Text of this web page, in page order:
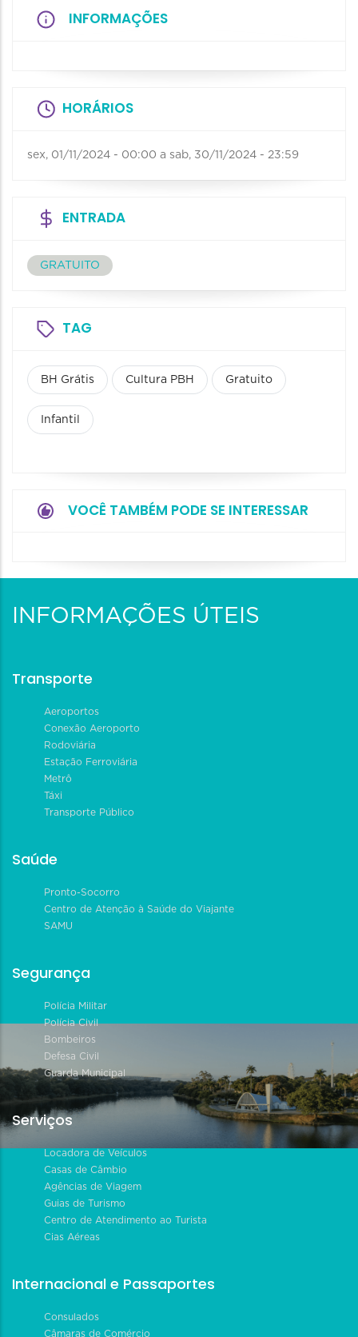
INFORMAÇÕES
HORÁRIOS
sex, 01/11/2024 - 00:00 a sab, 30/11/2024 - 23:59
ENTRADA
GRATUITO
TAG
BH Grátis Cultura PBH Gratuito
Infantil
VOCÊ TAMBÉM PODE SE INTERESSAR
INFORMAÇÕES ÚTEIS
Transporte
Aeroportos
Conexão Aeroporto
Rodoviária
Estação Ferroviária
Metrô
Táxi
Transporte Público
Saúde
Pronto-Socorro
Centro de Atenção à Saúde do Viajante
SAMU
Segurança
Polícia Militar
Polícia Civil
Bombeiros
Defesa Civil
Guarda Municipal
Serviços
Locadora de Veículos
Casas de Câmbio
Agências de Viagem
Guias de Turismo
Centro de Atendimento ao Turista
Cias Aéreas
Internacional e Passaportes
Consulados
Câmaras de Comércio